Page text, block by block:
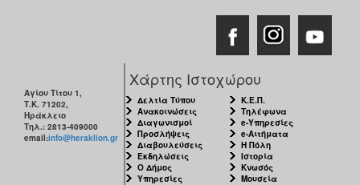
Αγίου Τίτου 1,
Τ.Κ. 71202,
Ηράκλειο
Τηλ.: 2813-409000
email:info@heraklion.gr
Χάρτης Ιστοχώρου
Δελτία Τύπου
Ανακοινώσεις
Διαγωνισμοί
Προσλήψεις
Διαβουλεύσεις
Εκδηλώσεις
Ο Δήμος
Υπηρεσίες
Κ.Ε.Π.
Τηλέφωνα
e-Υπηρεσίες
e-Αιτήματα
Η Πόλη
Ιστορία
Κνωσός
Μουσεία